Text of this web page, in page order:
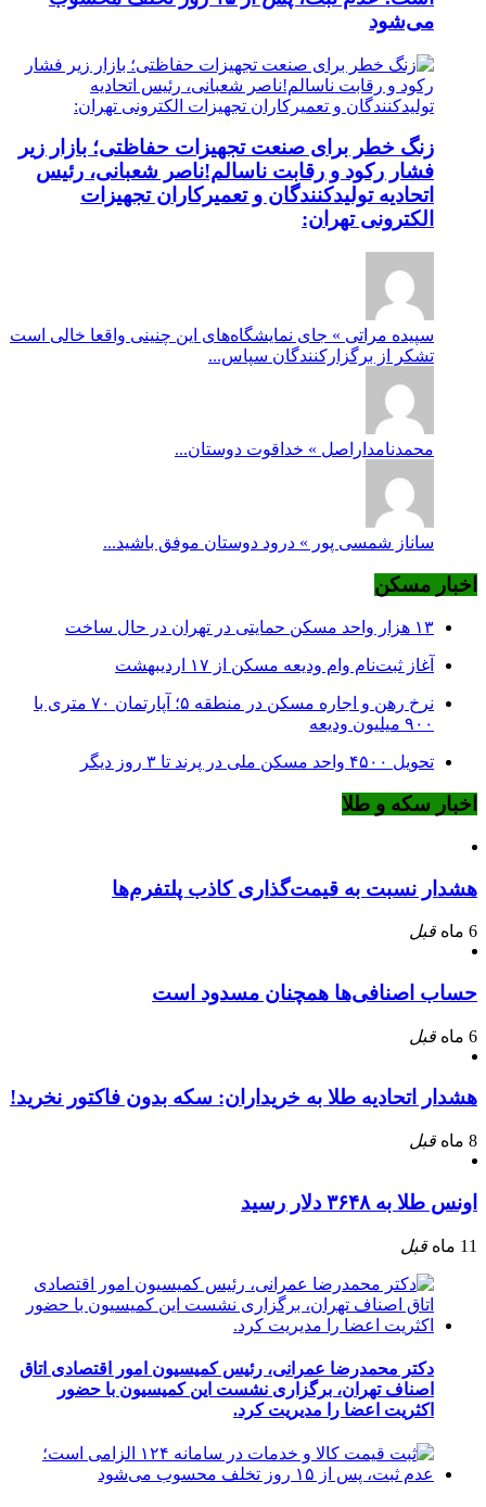
می‌شود
زنگ خطر برای صنعت تجهیزات حفاظتی؛ بازار زیر
فشار رکود و رقابت ناسالم!ناصر شعبانی، رئیس
اتحادیه تولیدکنندگان و تعمیرکاران تجهیزات
الکترونی تهران:
سپیده مراتی » جای نمایشگاه‌های این چنینی واقعا خالی است
تشکر از برگزارکنندگان سپاس...
محمدنامداراصل » خداقوت دوستان...
ساناز شمسی پور » درود دوستان موفق باشید...
اخبار مسکن
۱۳ هزار واحد مسکن حمایتی در تهران در حال ساخت
آغاز ثبت‌نام وام ودیعه مسکن از ۱۷ اردیبهشت
نرخ‌ رهن و اجاره مسکن در منطقه ۵؛ آپارتمان ۷۰ متری با
۹۰۰ میلیون ودیعه
تحویل ۴۵۰۰ واحد مسکن ملی در پرند تا ۳ روز دیگر
اخبار سکه و طلا
هشدار نسبت به قیمت‌گذاری کاذب پلتفرم‌ها
6 ماه قبل
حساب اصنافی‌ها همچنان مسدود است
6 ماه قبل
هشدار اتحادیه طلا به خریداران: سکه بدون فاکتور نخرید!
8 ماه قبل
اونس طلا به ۳۶۴۸ دلار رسید
11 ماه قبل
دکتر محمدرضا عمرانی، رئیس کمیسیون امور اقتصادی اتاق
اصناف تهران، برگزاری نشست این کمیسیون با حضور
اکثریت اعضا را مدیریت کرد.